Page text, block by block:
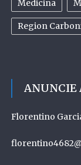
Medicina
Region
ANUNCIE
Florentino